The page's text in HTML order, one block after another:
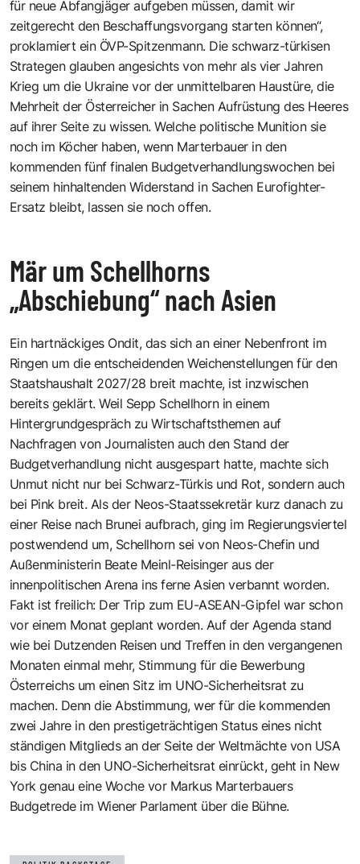
für neue Abfangjäger aufgeben müssen, damit wir
zeitgerecht den Beschaffungsvorgang starten können“,
proklamiert ein ÖVP-Spitzenmann. Die schwarz-türkisen
Strategen glauben angesichts von mehr als vier Jahren
Krieg um die Ukraine vor der unmittelbaren Haustüre, die
Mehrheit der Österreicher in Sachen Aufrüstung des Heeres
auf ihrer Seite zu wissen. Welche politische Munition sie
noch im Köcher haben, wenn Marterbauer in den
kommenden fünf finalen Budgetverhandlungswochen bei
seinem hinhaltenden Widerstand in Sachen Eurofighter-
Ersatz bleibt, lassen sie noch offen.
Mär um Schellhorns
„Abschiebung“ nach Asien
Ein hartnäckiges Ondit, das sich an einer Nebenfront im
Ringen um die entscheidenden Weichenstellungen für den
Staatshaushalt 2027/28 breit machte, ist inzwischen
bereits geklärt. Weil Sepp Schellhorn in einem
Hintergrundgespräch zu Wirtschaftsthemen auf
Nachfragen von Journalisten auch den Stand der
Budgetverhandlung nicht ausgespart hatte, machte sich
Unmut nicht nur bei Schwarz-Türkis und Rot, sondern auch
bei Pink breit. Als der Neos-Staatssekretär kurz danach zu
einer Reise nach Brunei aufbrach, ging im Regierungsviertel
postwendend um, Schellhorn sei von Neos-Chefin und
Außenministerin Beate Meinl-Reisinger aus der
innenpolitischen Arena ins ferne Asien verbannt worden.
Fakt ist freilich: Der Trip zum EU-ASEAN-Gipfel war schon
vor einem Monat geplant worden. Auf der Agenda stand
wie bei Dutzenden Reisen und Treffen in den vergangenen
Monaten einmal mehr, Stimmung für die Bewerbung
Österreichs um einen Sitz im UNO-Sicherheitsrat zu
machen. Denn die Abstimmung, wer für die kommenden
zwei Jahre in den prestigeträchtigen Status eines nicht
ständigen Mitglieds an der Seite der Weltmächte von USA
bis China in den UNO-Sicherheitsrat einrückt, geht in New
York genau eine Woche vor Markus Marterbauers
Budgetrede im Wiener Parlament über die Bühne.